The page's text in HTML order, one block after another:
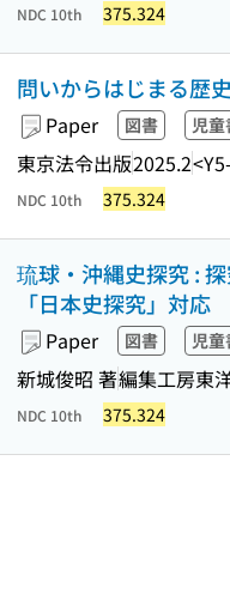
NDC 10th 375.324
問いからはじまる歴
Paper 図書 児童
東京法令出版2025.2
NDC 10th 375.324
琉球・沖縄史探究 :
「日本史探究」対応
Paper 図書 児童
新城俊昭 著編集工房東
NDC 10th 375.324